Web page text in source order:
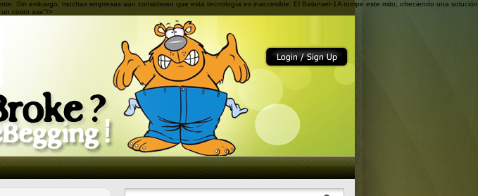
Sin embargo, muchas empresas aún consideran que esta tecnología es inaccesible. El Balanset-1A rompe este mito, ofreciendo una solución
costo ase"/>